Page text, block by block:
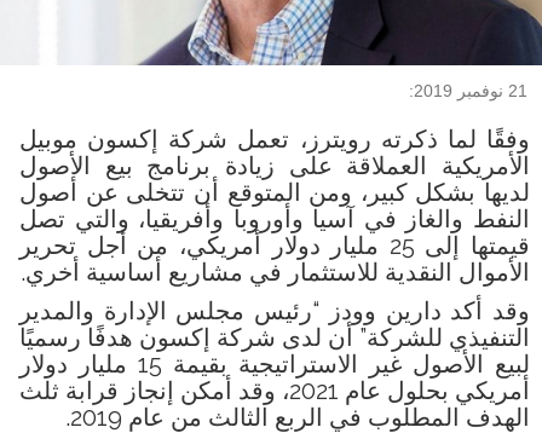
21 نوفمبر 2019:
وفقًا لما ذكرته رويترز، تعمل شركة إكسون موبيل
الأمريكية العملاقة على زيادة برنامج بيع الأصول
لديها بشكل كبير، ومن المتوقع أن تتخلى عن أصول
النفط والغاز في آسيا وأوروبا وأفريقيا، والتي تصل
قيمتها إلى 25 مليار دولار أمريكي، من أجل تحرير
الأموال النقدية للاستثمار في مشاريع أساسية أخري.
وقد أكد دارين وودز “رئيس مجلس الإدارة والمدير
التنفيذي للشركة” أن لدى شركة إكسون هدفًا رسميًا
لبيع الأصول غير الاستراتيجية بقيمة 15 مليار دولار
أمريكي بحلول عام 2021، وقد أمكن إنجاز قرابة ثلث
الهدف المطلوب في الربع الثالث من عام 2019.